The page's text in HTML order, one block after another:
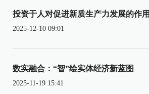
投资于人对促进新质生产力发展的作用
2025-12-10 09:01
数实融合：“智”绘实体经济新蓝图
2025-11-19 15:41